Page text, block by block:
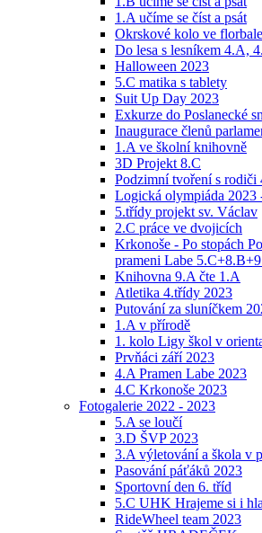
1.A učíme se číst a psát
Okrskové kolo ve
Do lesa s lesníkem 4.A,
Halloween 2023
5.C matika s tablety
Suit Up Day 2023
Exkurze do Poslanecké
Inaugurace členů
1.A ve školní knihovně
3D Projekt 8.C
Podzimní tvoření s rodiči
Logická olympiáda 2023
5.třídy projekt sv. Václav
2.C práce ve dvojicích
Krkonoše - Po stopách
prameni Labe
Knihovna 9.A čte 1.A
Atletika 4.třídy 2023
Putování za sluníčkem
1.A v přírodě
1. kolo Ligy škol v
Prvňáci září 2023
4.A Pramen Labe 2023
4.C Krkonoše 2023
Fotogalerie 2022 - 2023
5.A se loučí
3.D ŠVP 2023
3.A výletování a škola v
Pasování páťáků 2023
Sportovní den 6. tříd
5.C UHK Hrajeme si i
RideWheel team 2023